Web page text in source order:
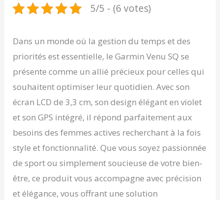
5/5 - (6 votes)
Dans un monde où la gestion du temps et des
priorités est essentielle, le Garmin Venu SQ se
présente comme un allié précieux pour celles qui
souhaitent optimiser leur quotidien. Avec son
écran LCD de 3,3 cm, son design élégant en violet
et son GPS intégré, il répond parfaitement aux
besoins des femmes actives recherchant à la fois
style et fonctionnalité. Que vous soyez passionnée
de sport ou simplement soucieuse de votre bien-
être, ce produit vous accompagne avec précision
et élégance, vous offrant une solution